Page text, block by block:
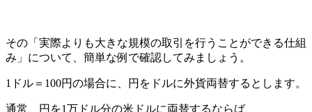
その 「実際よりも大きな規模の取引を行うことができる仕組
み」 について、簡単な例で確認してみましょう。
1ドル＝100円の場合に、円をドルに外貨両替するとします。
通常、円を1万ドル分の米ドルに両替するならば、